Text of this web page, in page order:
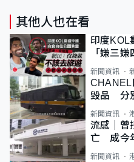
其他人也在看
印度
「嫌三
質旅客
新聞資訊
CHANEL
毀品 分
新聞資訊
流感｜曾
亡 成今
新聞資訊